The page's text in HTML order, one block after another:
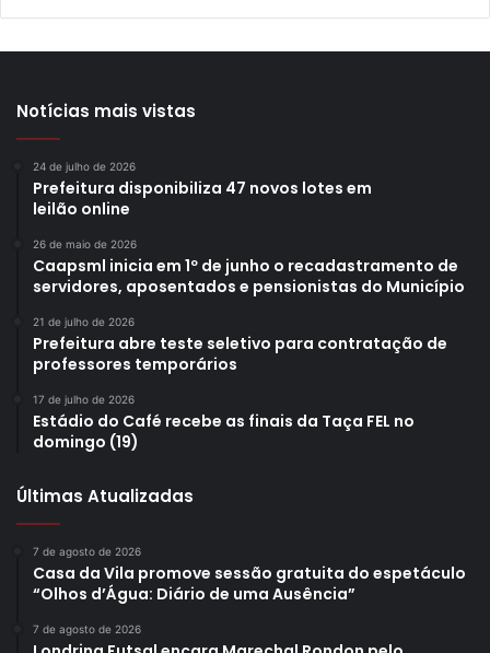
Notícias mais vistas
24 de julho de 2026
Prefeitura disponibiliza 47 novos lotes em
leilão online
26 de maio de 2026
Caapsml inicia em 1º de junho o recadastramento de
servidores, aposentados e pensionistas do Município
21 de julho de 2026
Prefeitura abre teste seletivo para contratação de
professores temporários
17 de julho de 2026
Estádio do Café recebe as finais da Taça FEL no
domingo (19)
Últimas Atualizadas
7 de agosto de 2026
Casa da Vila promove sessão gratuita do espetáculo
“Olhos d’Água: Diário de uma Ausência”
7 de agosto de 2026